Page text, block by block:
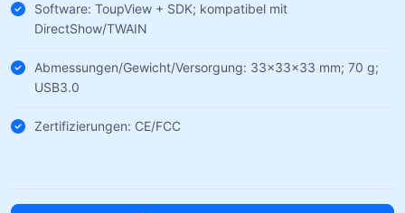
Software: ToupView + SDK; kompatibel mit
DirectShow/TWAIN
Abmessungen/Gewicht/Versorgung: 33×33×33 mm; 70 g;
USB3.0
Zertifizierungen: CE/FCC